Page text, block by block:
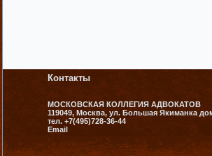
Контакты
МОСКОВСКАЯ КОЛЛЕГИЯ АДВОКАТОВ
119049, Москва, ул. Большая Якиманка
тел. +7(495)728-36-44
Email